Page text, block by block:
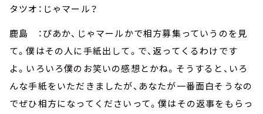
タツオ：じゃマール？
鹿島 ：ぴあか、じゃマールかで相方募集っていうのを見
て。僕はその人に手紙出して。で、返ってくるわけです
よ。いろいろ僕のお笑いの感想とかね。そうすると、いろ
んな手紙をいただきましたが、あなたが一番面白そうなの
でぜひ相方になってくださいって。僕はその返事をもらっ